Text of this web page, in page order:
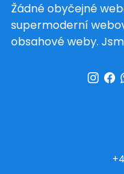
Žádné obyčejné
supermoderní
obsahové weby.